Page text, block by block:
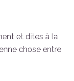
et dites à la
chose entre